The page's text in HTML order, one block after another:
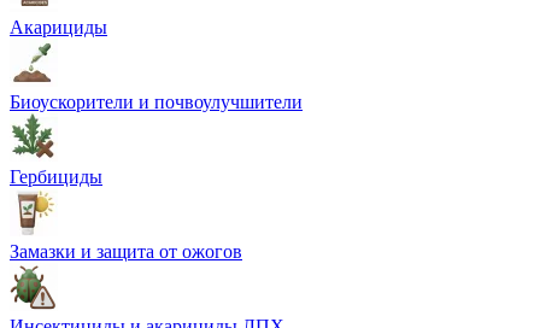
Акарициды
Биоускорители и почвоулучшители
Гербициды
Замазки и защита от ожогов